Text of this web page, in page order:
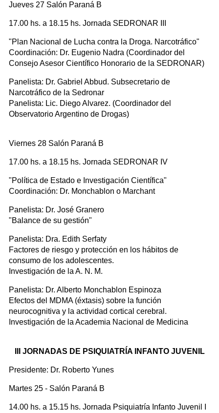
Jueves 27 Salón Paraná B
17.00 hs. a 18.15 hs. Jornada SEDRONAR III
"Plan Nacional de Lucha contra la Droga. Narcotráfico"
Coordinación: Dr. Eugenio Nadra (Coordinador del
Consejo Asesor Científico Honorario de la SEDRONAR)
Panelista: Dr. Gabriel Abbud. Subsecretario de
Narcotráfico de la Sedronar
Panelista: Lic. Diego Alvarez. (Coordinador del
Observatorio Argentino de Drogas)
Viernes 28 Salón Paraná B
17.00 hs. a 18.15 hs. Jornada SEDRONAR IV
"Política de Estado e Investigación Científica"
Coordinación: Dr. Monchablon o Marchant
Panelista: Dr. José Granero
"Balance de su gestión"
Panelista: Dra. Edith Serfaty
Factores de riesgo y protección en los hábitos de
consumo de los adolescentes.
Investigación de la A. N. M.
Panelista: Dr. Alberto Monchablon Espinoza
Efectos del MDMA (éxtasis) sobre la función
neurocognitiva y la actividad cortical cerebral.
Investigación de la Academia Nacional de Medicina
III JORNADAS DE PSIQUIATRÍA INFANTO JUVENIL
Presidente: Dr. Roberto Yunes
Martes 25 - Salón Paraná B
14.00 hs. a 15.15 hs. Jornada Psiquiatría Infanto Juvenil I